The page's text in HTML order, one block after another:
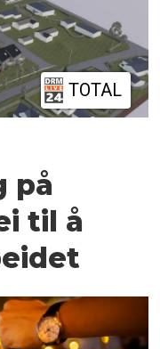
TOTAL
på
til å